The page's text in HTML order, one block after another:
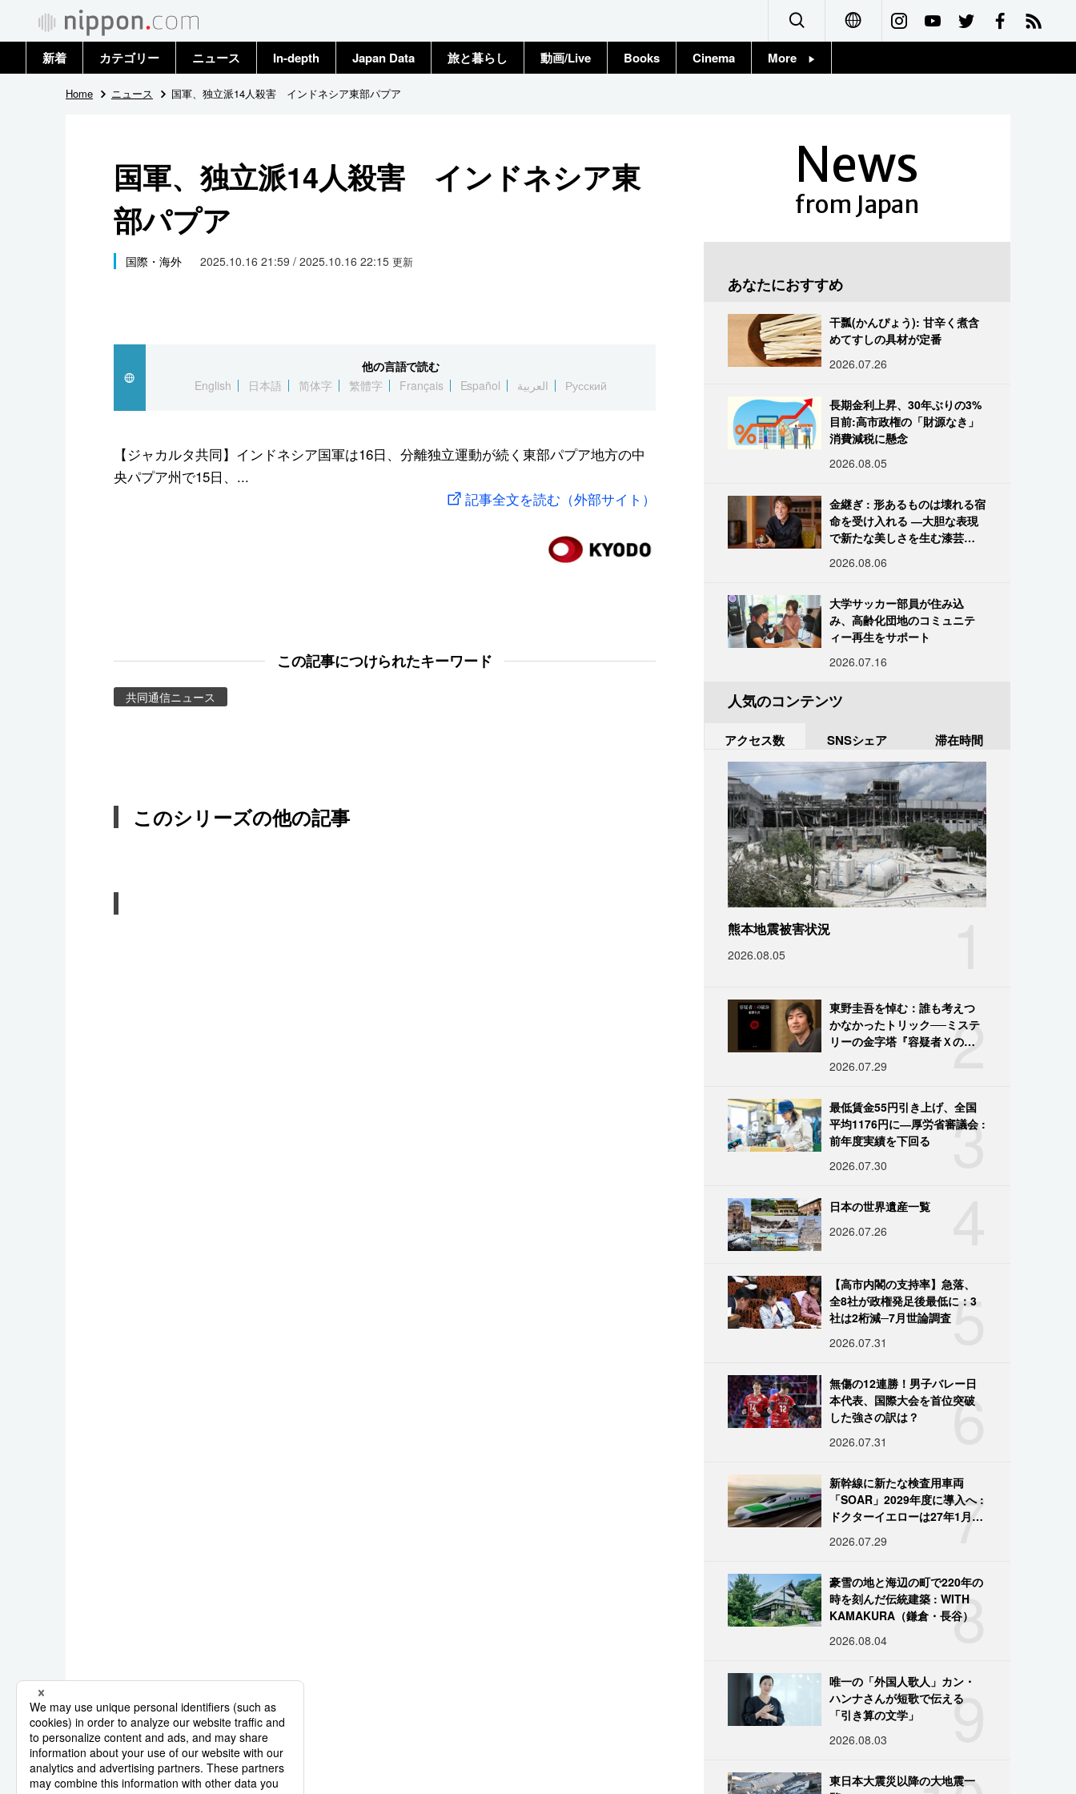
Français
新着 カテゴリー
政治・外交
国際
社会
文化
スポーツ・東京2020
ニュース
トップ
In-depth Japan Data 旅と暮らし 動画/Live Books Cinema More
Home ニュース 国軍、独立派14人殺害 インドネシア東部パプア
国軍、独立派14人殺害 インドネシア東
部パプア
国際・海外 2025.10.16 21:59 / 2025.10.16 22:15 更新
他の言語で読む
English
日本語 简体字 繁體字 Français Español العربية Русский
【ジャカルタ共同】インドネシア国軍は16日、分離独立運動が続く東部パプア地方の中
央パプア州で15日、...
記事全文を読む（外部サイト）
この記事につけられたキーワード
共同通信ニュース
このシリーズの他の記事
News
from Japan
あなたにおすすめ
干瓢(かんぴょう): 甘辛く煮含
めてすしの具材が定番
2026.07.26
長期金利上昇、30年ぶりの3%
目前:高市政権の「財源なき」
消費減税に懸念
2026.08.05
金継ぎ : 形あるものは壊れる宿
命を受け入れる ―大胆な表現
で新たな美しさを生む漆芸修
2026.08.06
大学サッカー部員が住み込
み、高齢化団地のコミュニテ
ィー再生をサポート
2026.07.16
人気のコンテンツ
アクセス数 SNSシェア 滞在時間
熊本地震被害状況
2026.08.05
2
東野圭吾を悼む：誰も考えつ
かなかったトリック──ミステ
リーの金字塔『容疑者Ｘの献
2026.07.29
3
最低賃金55円引き上げ、全国
平均1176円に―厚労省審議会 :
前年度実績を下回る
2026.07.30
日本の世界遺産一覧
2026.07.26
5
【高市内閣の支持率】急落、
全8社が政権発足後最低に：3
社は2桁減─7月世論調査
2026.07.31
6
無傷の12連勝！男子バレー日
本代表、国際大会を首位突破
した強さの訳は？
2026.07.31
7
新幹線に新たな検査用車両
「SOAR」2029年度に導入へ :
ドクターイエローは27年1月に
2026.07.29
8
豪雪の地と海辺の町で220年の
時を刻んだ伝統建築 : WITH
KAMAKURA（鎌倉・長谷）
2026.08.04
9
唯一の「外国人歌人」カン・
ハンナさんが短歌で伝える
「引き算の文学」
2026.08.03
東日本大震災以降の大地震一